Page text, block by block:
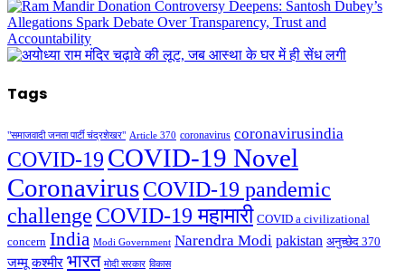
Tags
"समाजवादी जनता पार्टी चंद्रशेखर" Article 370 coronavirus coronavirusindia
COVID-19 COVID-19 Novel
CoronavirusCOVID-19 pandemic
challenge COVID-19 महामारी COVID a civilizational
concern India Modi Government Narendra Modi pakistan अनुच्छेद 370
जम्मू कश्मीर भारत मोदी सरकार विकास